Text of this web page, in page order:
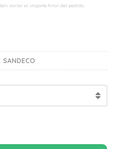
variar el importe final del pedido.
SANDECO